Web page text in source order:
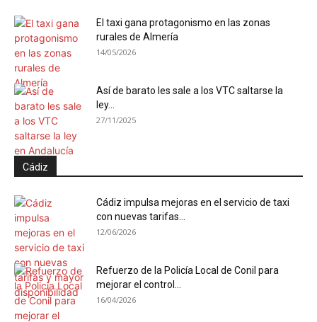
El taxi gana protagonismo en las zonas
rurales de Almería
14/05/2026
Así de barato les sale a los VTC saltarse la
ley...
27/11/2025
Cádiz
Cádiz impulsa mejoras en el servicio de taxi
con nuevas tarifas...
12/06/2026
Refuerzo de la Policía Local de Conil para
mejorar el control...
16/04/2026